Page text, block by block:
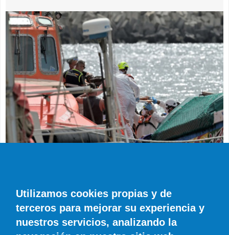
Hierro
EFE 0 COMENTARIOS
Utilizamos cookies propias y de
terceros para mejorar su experiencia y
nuestros servicios, analizando la